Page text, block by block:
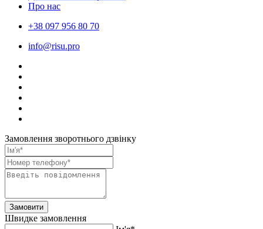
Про нас
+38 097 956 80 70
info@risu.pro
Замовлення зворотнього дзвінку
Замовити
Швидке замовлення